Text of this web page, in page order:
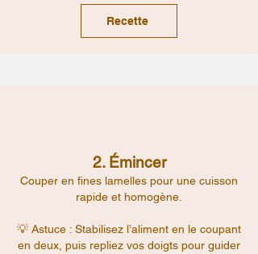
Recette
2. Émincer
Couper en fines lamelles pour une cuisson
rapide et homogène.
💡 Astuce : Stabilisez l’aliment en le coupant
en deux, puis repliez vos doigts pour guider